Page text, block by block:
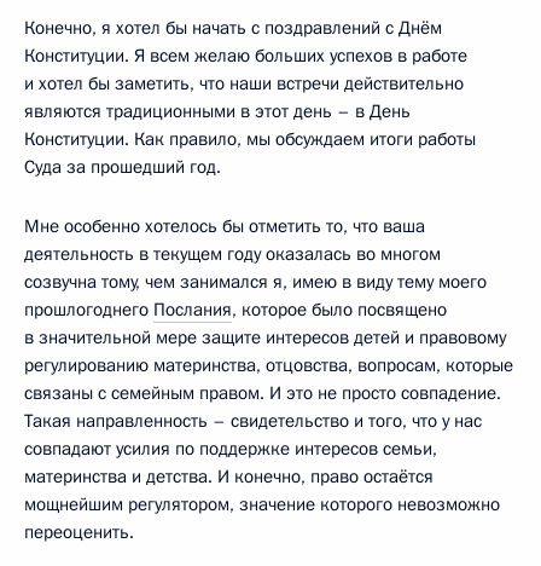
Конечно, я хотел бы начать с поздравлений с Днём
Конституции. Я всем желаю больших успехов в работе
и хотел бы заметить, что наши встречи действительно
являются традиционными в этот день – в День
Конституции. Как правило, мы обсуждаем итоги работы
Суда за прошедший год.
Мне особенно хотелось бы отметить то, что ваша
деятельность в текущем году оказалась во многом
созвучна тому, чем занимался я, имею в виду тему моего
прошлогоднего Послания, которое было посвящено
в значительной мере защите интересов детей и правовому
регулированию материнства, отцовства, вопросам, которые
связаны с семейным правом. И это не просто совпадение.
Такая направленность – свидетельство и того, что у нас
совпадают усилия по поддержке интересов семьи,
материнства и детства. И конечно, право остаётся
мощнейшим регулятором, значение которого невозможно
переоценить.